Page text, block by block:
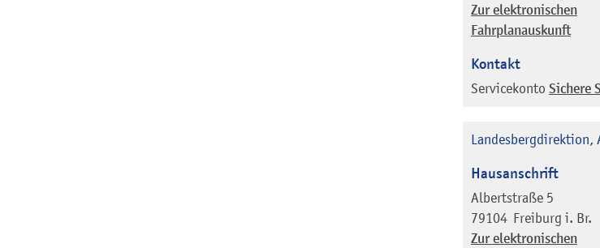
Zur elektronischen
Fahrplanauskunft
Kontakt
Servicekonto Sichere
Landesbergdirektion,
Hausanschrift
Albertstraße 5
79104 Freiburg i. Br.
Zur elektronischen